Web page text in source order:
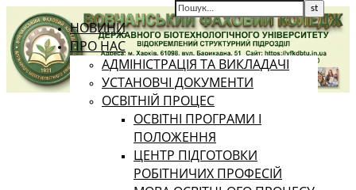
НОВИНИ
ПРО НАС
АДМІНІСТРАЦІЯ ТА ВИКЛАДАЧІ
УСТАНОВЧІ ДОКУМЕНТИ
ОСВІТНІЙ ПРОЦЕС
ОСВІТНІ ПРОГРАМИ І
ПОЛОЖЕННЯ
ЦЕНТР ПІДГОТОВКИ
РОБІТНИЧИХ ПРОФЕСІЙ